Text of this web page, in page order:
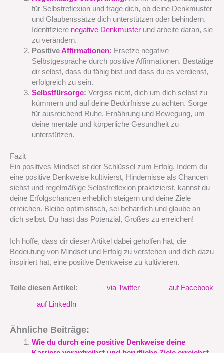
für Selbstreflexion und frage dich, ob deine Denkmuster
und Glaubenssätze dich unterstützen oder behindern.
Identifiziere negative Denkmusterund arbeite daran, sie
zu verändern.
PositiveAffirmationen: Ersetze negative
Selbstgespräche durch positive Affirmationen. Bestätige
dir selbst, dass du fähig bist und dass du es verdienst,
erfolgreich zu sein.
Selbstfürsorge: Vergiss nicht, dich um dich selbst zu
kümmern und auf deine Bedürfnisse zu achten. Sorge
für ausreichend Ruhe, Ernährung und Bewegung, um
deine mentale und körperliche Gesundheit zu
unterstützen.
Fazit
Ein positives Mindset ist der Schlüssel zum Erfolg. Indem du
eine positive Denkweise kultivierst, Hindernisse als Chancen
siehst und regelmäßige Selbstreflexion praktizierst, kannst du
deine Erfolgschancen erheblich steigern und deine Ziele
erreichen. Bleibe optimistisch, sei beharrlich und glaube an
dich selbst. Du hast das Potenzial, Großes zu erreichen!
Ich hoffe, dass dir dieser Artikel dabei geholfen hat, die
Bedeutung von Mindset und Erfolg zu verstehen und dich dazu
inspiriert hat, eine positive Denkweise zu kultivieren.
Teile diesen Artikel: via Twitter auf Facebook
auf LinkedIn
Ähnliche Beiträge:
Wie du durch eine positive Denkweise deine